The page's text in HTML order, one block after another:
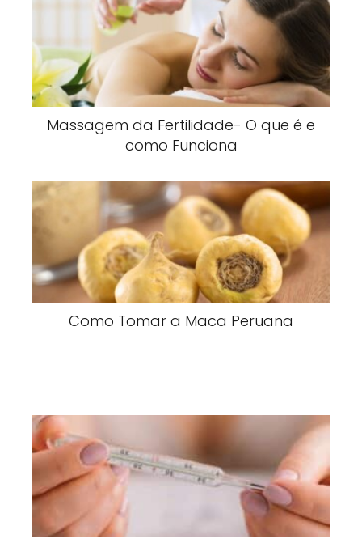
Massagem da Fertilidade- O que é e
como Funciona
Como Tomar a Maca Peruana